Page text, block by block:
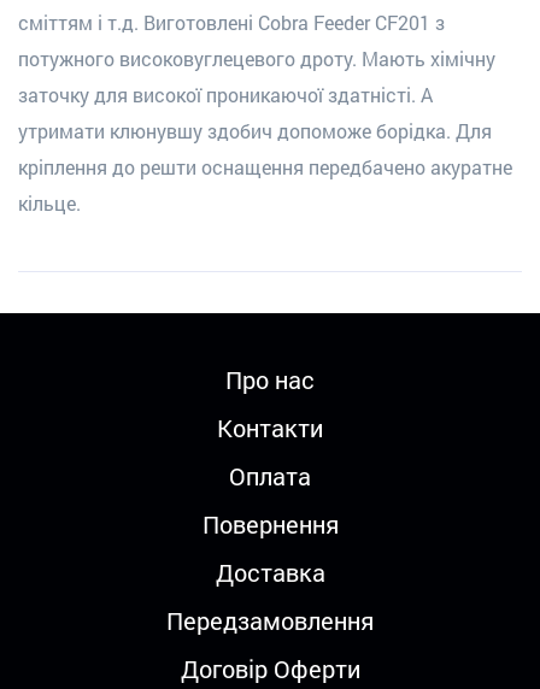
сміттям і т.д. Виготовлені Cobra Feeder CF201 з
потужного високовуглецевого дроту. Мають хімічну
заточку для високої проникаючої здатністі. А
утримати клюнувшу здобич допоможе борідка. Для
кріплення до решти оснащення передбачено акуратне
кільце.
Про нас
Контакти
Оплата
Повернення
Доставка
Передзамовлення
Договір Оферти